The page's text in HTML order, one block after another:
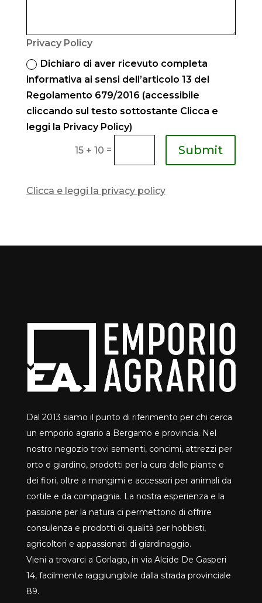
Privacy Policy
Dichiaro di aver ricevuto completa
informativa ai sensi dell’articolo 13 del
Regolamento 679/2016 (accessibile
cliccando sul testo sottostante Clicca e
leggi la Privacy Policy)
15 + 10 = Submit
Clicca e leggi la privacy policy
Dal 2013 siamo il punto di riferimento per chi cerca
un emporio agrario a Bergamo e provincia. Nel
nostro negozio trovi sementi, concimi, attrezzi per
orto e giardino, prodotti per la cura delle piante e
dei fiori, oltre a mangimi e accessori per animali da
cortile e da compagnia. La nostra esperienza e la
passione per la natura ci permettono di offrire
consulenza e prodotti di qualità per hobbisti,
agricoltori e appassionati di giardinaggio.
Vieni a trovarci a Gorlago, in via Alcide De Gasperi
14, facilmente raggiungibile dalla strada provinciale
89.